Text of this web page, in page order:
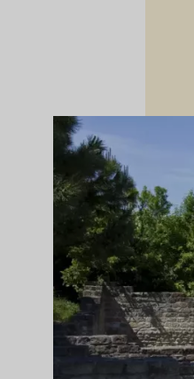
ワイン文
もっと詳しく